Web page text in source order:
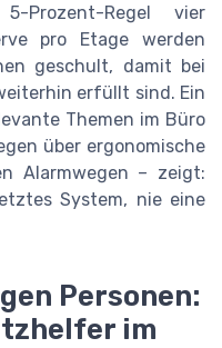
Prozent-Regel vier
pro Etage werden
geschult, damit bei
erfüllt sind. Ein
Themen im Büro
über ergonomische
Alarmwegen – zeigt:
System, nie eine
Personen:
im